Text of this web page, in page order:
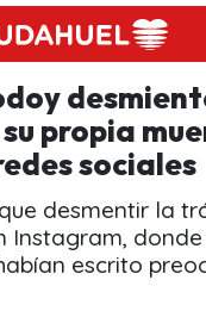
propia
sociales
desmentir la
Instagram, donde
escrito